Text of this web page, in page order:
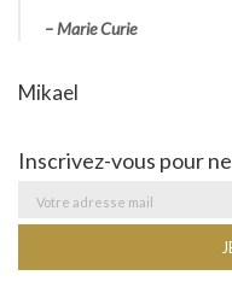
– Marie Curie
Mikael
Inscrivez-vous pour